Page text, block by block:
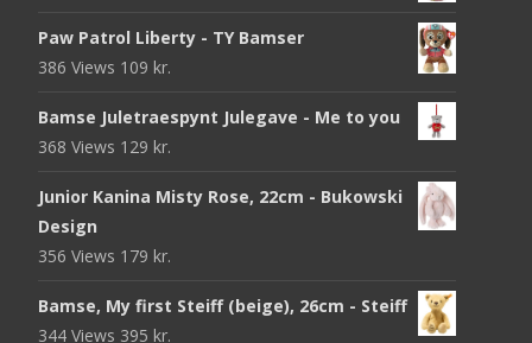
Paw Patrol Liberty - TY Bamser
386 Views 109 kr.
Bamse Juletraespynt Julegave - Me to you
368 Views 129 kr.
Junior Kanina Misty Rose, 22cm - Bukowski
Design
356 Views 179 kr.
Bamse, My first Steiff (beige), 26cm - Steiff
344 Views 395 kr.